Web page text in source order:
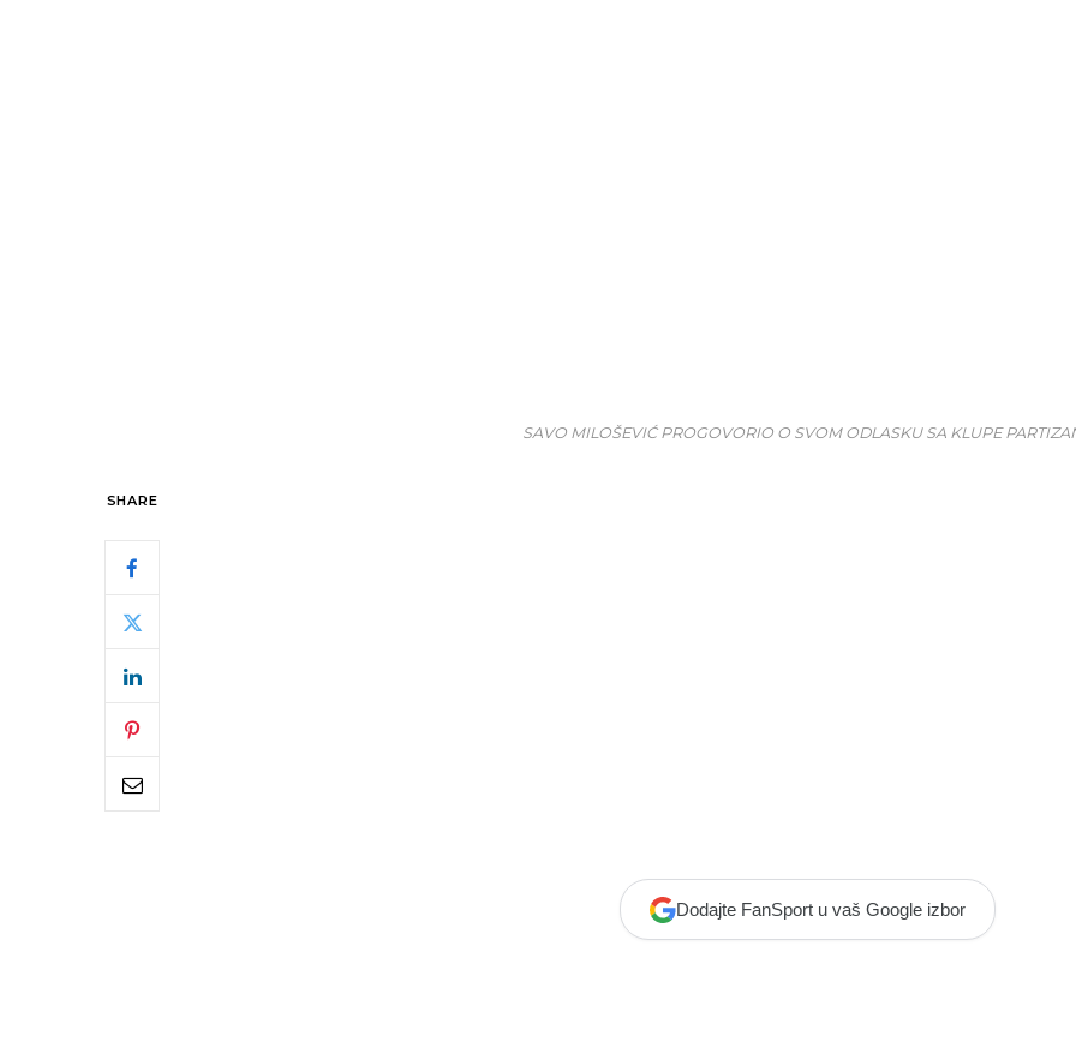
SAVO MILOŠEVIĆ PROGOVORIO O SVOM ODLASKU SA KLUPE
SHARE
Dodajte FanSport u vaš Google izbor